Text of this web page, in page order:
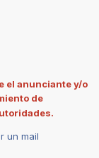
el anunciante y/o
de
un mail